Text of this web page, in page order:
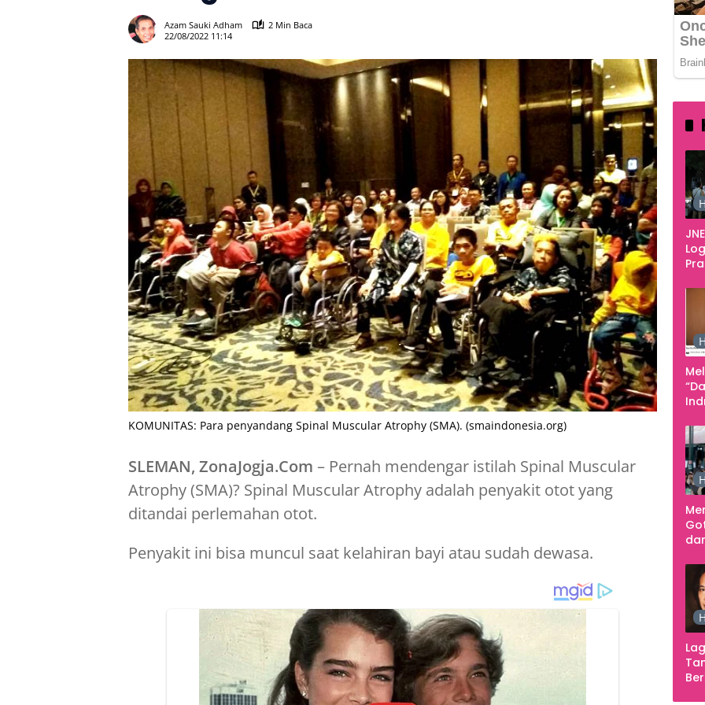
Azam Sauki Adham
2 Min Baca
22/08/2022 11:14
KOMUNITAS: Para penyandang Spinal Muscular Atrophy (SMA). (smaindonesia.org)
SLEMAN, ZonaJogja.Com – Pernah mendengar istilah Spinal Muscular
Atrophy (SMA)? Spinal Muscular Atrophy adalah penyakit otot yang
ditandai perlemahan otot.
Penyakit ini bisa muncul saat kelahiran bayi atau sudah dewasa.